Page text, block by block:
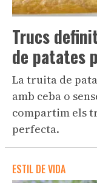
Trucs
de patates
La truita de
amb ceba o
compartim els
perfecta.
ESTIL DE VIDA